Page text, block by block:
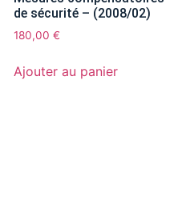
de sécurité – (2008/02)
180,00 €
Ajouter au panier